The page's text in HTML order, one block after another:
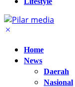
Home
News
Daerah
Nasional